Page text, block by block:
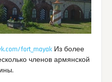
fort_mayak Из более
членов армянской